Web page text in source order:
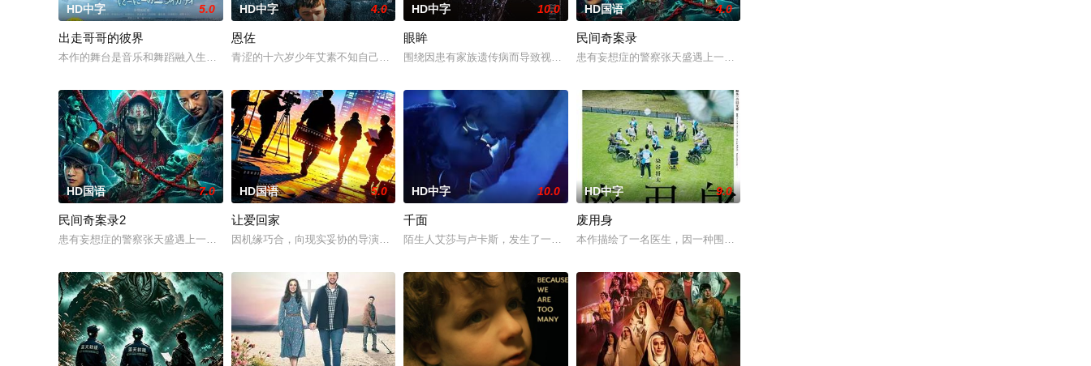
HD中字 5.0
出走哥哥的彼界
本作的舞台是音乐和舞蹈融入生活的冲绳。与母亲朱音、妹妹舞一起生活的照屋踊，憧憬舞蹈学校的丽莎，开始了舞蹈生涯。朱音为了支撑家数在酒吧
HD中字 4.0
恩佐
青涩的十六岁少年艾素不知自己想要什么，却清楚自己不要什么：父母享受的中产生活、哥哥向往的名校前途。砌砖建墙，朴拙的体力劳动，来得实实
HD中字 10.0
眼眸
围绕因患有家族遗传病而导致视力逐渐丧失的摄影师瑞真展开。在面对跨越视力障碍、好不容易成为陶艺家却离奇身亡的双胞胎妹妹瑞音时，瑞真
HD国语 4.0
民间奇案录
患有妄想症的警察张天盛遇上一起离奇的神像杀人事件，勘案过程中，牵引出“婴胎报仇”，“娘娘索命”等一连
HD国语 7.0
民间奇案录2
患有妄想症的警察张天盛遇上一起离奇的神像杀人事件，勘案过程中，牵引出“婴胎报仇”，“娘娘索命”等一连串妖异事件，张天盛虽被种种诡怪幻
HD国语 5.0
让爱回家
因机缘巧合，向现实妥协的导演朱达仁萌生拍一部《河南人在北京》电影的念头，在说服主编姚松、老乡韩战、二房东杨小强加入后，一路曲折式“开
HD中字 10.0
千面
陌生人艾莎与卢卡斯，发生了一场荒唐意外的一夜情。突如其来的警方封锁，令两人被迫困在奥克兰的公寓里，不得不朝夕共处。长夜漫漫，诡异
HD中字 9.0
废用身
本作描绘了一名医生，因一种围绕“废用身”——因瘫痪等原因已无恢复可能的四肢——的治疗方法，而一步步